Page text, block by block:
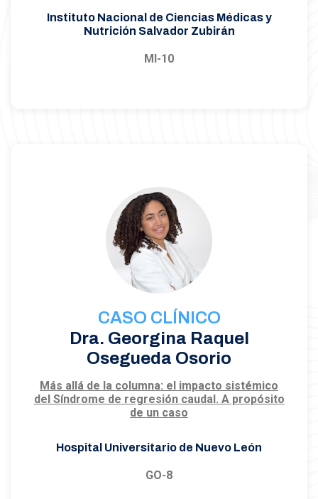
Instituto Nacional de Ciencias Médicas y
Nutrición Salvador Zubirán
MI-10
CASO CLÍNICO
Dra. Georgina Raquel
Osegueda Osorio
Más allá de la columna: el impacto sistémico
del Síndrome de regresión caudal. A propósito
de un caso
Hospital Universitario de Nuevo León
GO-8